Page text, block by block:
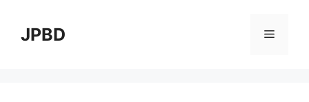
contentJPBD Menu